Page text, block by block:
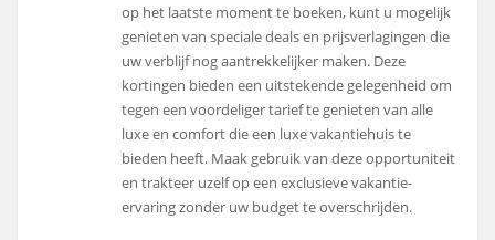
op het laatste moment te boeken, kunt u mogelijk
genieten van speciale deals en prijsverlagingen die
uw verblijf nog aantrekkelijker maken. Deze
kortingen bieden een uitstekende gelegenheid om
tegen een voordeliger tarief te genieten van alle
luxe en comfort die een luxe vakantiehuis te
bieden heeft. Maak gebruik van deze opportuniteit
en trakteer uzelf op een exclusieve vakantie-
ervaring zonder uw budget te overschrijden.